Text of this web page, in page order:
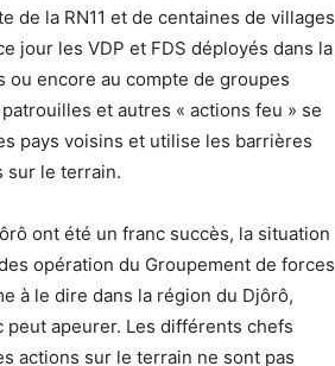
de la RN11 et de centaines de villages
jour les VDP et FDS déployés dans la
ou encore au compte de groupes
et autres « actions feu » se
pays voisins et utilise les barrières
sur le terrain.
ont été un franc succès, la situation
opération du Groupement de forces
à le dire dans la région du Djôrô,
apeurer. Les différents chefs
actions sur le terrain ne sont pas